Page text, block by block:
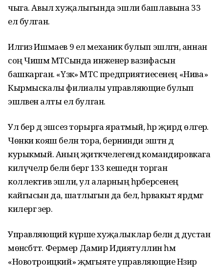
чыга. Авыл хуҗалыгында эшли башлавына 33
ел булган.
Илгиз Ишмаев 9 ел механик булып эшләгән, аннан
соң Чишмә МТСында инженер вазифасын
башкарган. «Үзәк» МТС предприятиесенең «Нива»
Кырмыскалы филиалы управляющие булып
эшләвенә алты ел булган.
Ул бер дә эшсез торырга яратмый, һәр җирдә өлгерә.
Чөнки кояш белән тора, бернинди эштән дә
курыкмый. Аның җитәкчелегендә командировкага
килүчеләр белән бергә 133 кешедән торган
коллектив эшли, ул аларның һәрберсенең
кайгысын да, шатлыгын да белә, һәрвакыт ярдәмгә
килергә әзер.
Управляющий күрше хуҗалыклар белән дә дустанә
мөнәсәбәттә. Фермер Дамир Идиятуллин һәм
«Новотроицкий» җәмгыяте управляющие Нәзир